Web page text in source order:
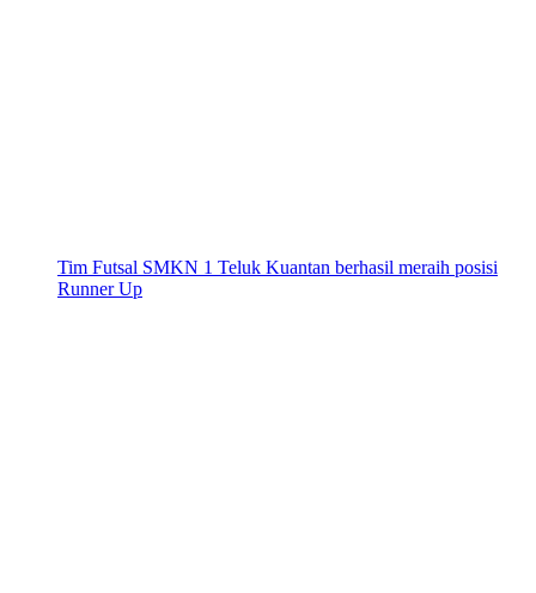
Tim Futsal SMKN 1 Teluk Kuantan berhasil meraih posisi
Runner Up